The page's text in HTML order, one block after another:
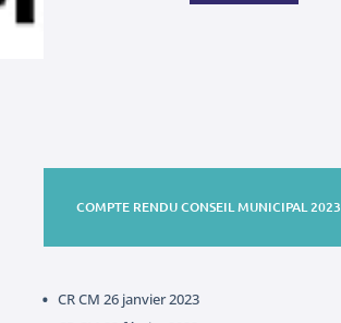
COMPTE RENDU CONSEIL MUNICIPAL 2023
CR CM 26 janvier 2023